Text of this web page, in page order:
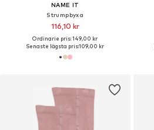
NAME IT
Strumpbyxa
116,10 kr
Ordinarie pris: 149,00 kr
Senaste lägsta pris:109,00 kr